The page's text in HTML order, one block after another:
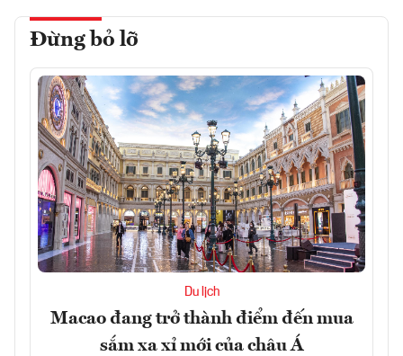
Đừng bỏ lỡ
Du lịch
Macao đang trở thành điểm đến mua
sắm xa xỉ mới của châu Á